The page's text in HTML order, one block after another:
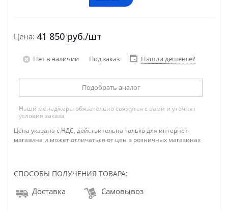
Цена: 41 850 руб./шт
Нет в наличии Под заказ Нашли дешевле?
Подобрать аналог
Наши менеджеры обязательно свяжутся с вами и уточнят
условия заказа
Цена указана с НДС, действительна только для интернет-
магазина и может отличаться от цен в розничных магазинах
СПОСОБЫ ПОЛУЧЕНИЯ ТОВАРА:
Доставка Самовывоз